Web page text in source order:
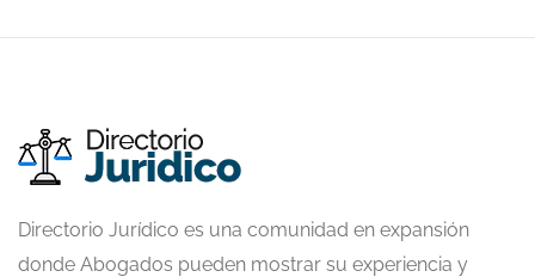
Directorio Jurídico es una comunidad en expansión
donde Abogados pueden mostrar su experiencia y